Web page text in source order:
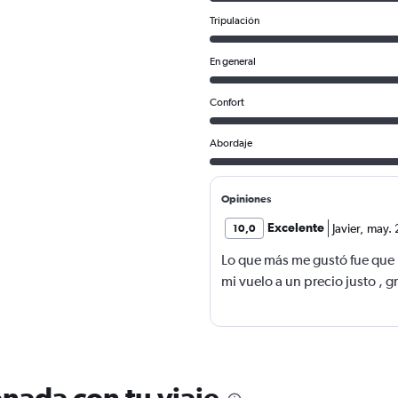
Tripulación
En general
Confort
Abordaje
Opiniones
10,0 Excelente Javier, may.
Lo que más me gustó fue
mi vuelo a un precio justo ,